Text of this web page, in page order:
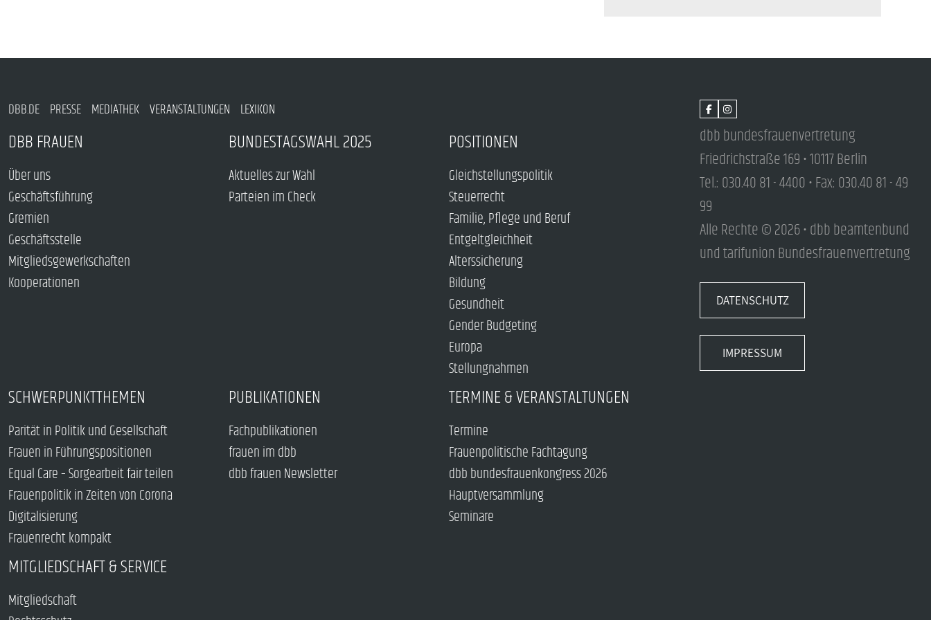
DBB.DE PRESSE MEDIATHEK VERANSTALTUNGEN LEXIKON
DBB FRAUEN
Über uns
Geschäftsführung
Gremien
Geschäftsstelle
Mitgliedsgewerkschaften
Kooperationen
BUNDESTAGSWAHL 2025
Aktuelles zur Wahl
Parteien im Check
POSITIONEN
Gleichstellungspolitik
Steuerrecht
Familie, Pflege und Beruf
Entgeltgleichheit
Alterssicherung
Bildung
Gesundheit
Gender Budgeting
Europa
Stellungnahmen
SCHWERPUNKTTHEMEN
Parität in Politik und Gesellschaft
Frauen in Führungspositionen
Equal Care – Sorgearbeit fair teilen
Frauenpolitik in Zeiten von Corona
Digitalisierung
Frauenrecht kompakt
PUBLIKATIONEN
Fachpublikationen
frauen im dbb
dbb frauen Newsletter
TERMINE & VERANSTALTUNGEN
Termine
Frauenpolitische Fachtagung
dbb bundesfrauenkongress 2026
Hauptversammlung
Seminare
MITGLIEDSCHAFT & SERVICE
Mitgliedschaft
dbb bundesfrauenvertretung
Friedrichstraße 169 • 10117 Berlin
Tel.: 030.40 81 - 4400 • Fax: 030.40 81 - 49
99
Alle Rechte © 2026 • dbb beamtenbund
und tarifunion Bundesfrauenvertretung
DATENSCHUTZ
IMPRESSUM